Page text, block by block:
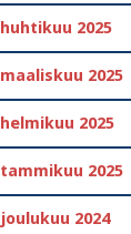
huhtikuu 2025
maaliskuu 2025
helmikuu 2025
tammikuu 2025
joulukuu 2024